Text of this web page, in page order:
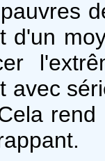
d'un
avec